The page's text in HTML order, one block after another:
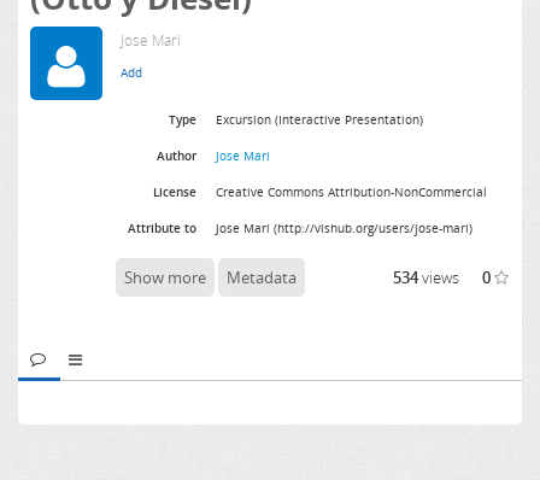
Jose Mari
Type Excursion (Interactive Presentation)
Author Jose Mari
License Creative Commons Attribution-NonCommercial
Attribute to Jose Mari (http://vishub.org/users/jose-mari)
Show more Metadata 534views 0